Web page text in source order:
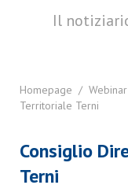
Il
Homepage /
Territoriale Terni
Consiglio
Terni